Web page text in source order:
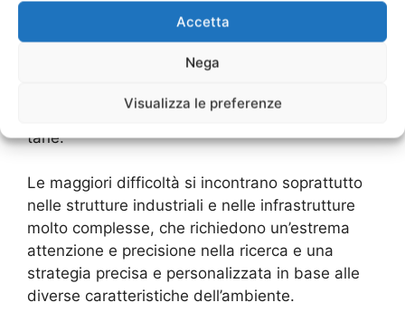
Accetta
Nega
Visualizza le preferenze
consiste prima di tutto in un sopralluogo
accurato della zona da sottoporre a bonifica, e
successivamente in una serie di operazioni
individuare sia i loro punti di transito che le
tane.
Le maggiori difficoltà si incontrano soprattutto
nelle strutture industriali e nelle infrastrutture
molto complesse, che richiedono un’estrema
attenzione e precisione nella ricerca e una
strategia precisa e personalizzata in base alle
diverse caratteristiche dell’ambiente.